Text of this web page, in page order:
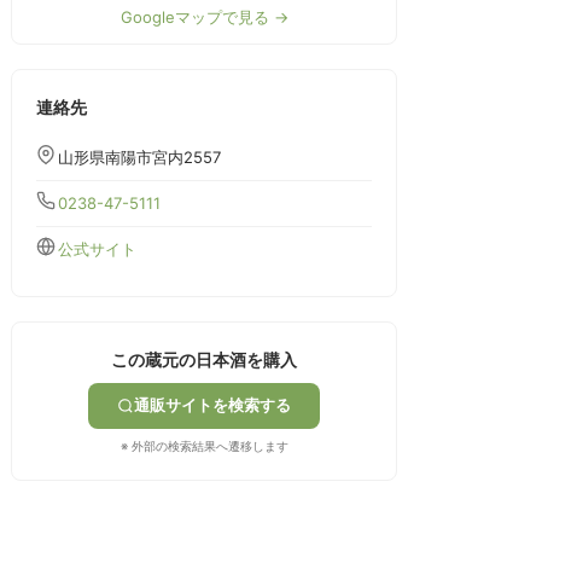
Googleマップで見る →
連絡先
山形県南陽市宮内2557
0238-47-5111
公式サイト
この蔵元の日本酒を購入
通販サイトを検索する
※ 外部の検索結果へ遷移します